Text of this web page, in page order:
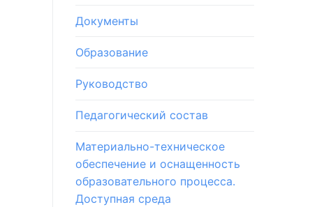
Документы
Образование
Руководство
Педагогический состав
Материально-техническое
обеспечение и оснащенность
образовательного процесса.
Доступная среда